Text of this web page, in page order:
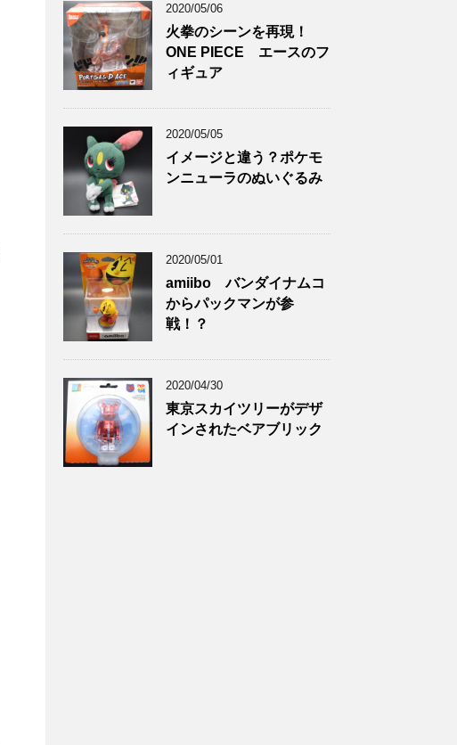
2020/05/06
火拳のシーンを再現！
ONE PIECE エースのフ
ィギュア
2020/05/05
イメージと違う？ポケモ
ンニューラのぬいぐるみ
2020/05/01
amiibo バンダイナムコ
からパックマンが参
戦！？
2020/04/30
東京スカイツリーがデザ
インされたベアブリック